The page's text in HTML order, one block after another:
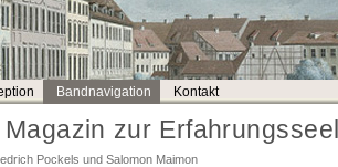
Bandnavigation Kontakt
zur
Pockels und Salomon Maimon